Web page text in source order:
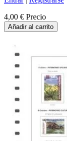
4,00 € Precio
Añadir al carrito